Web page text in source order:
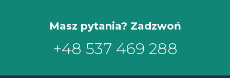
Masz pytania? Zadzwoń
+48 537 469 288